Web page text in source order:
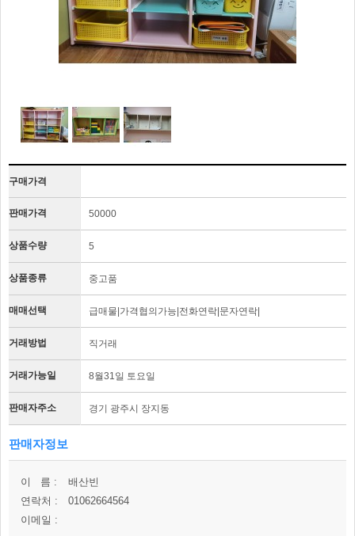
구매가격
판매가격 50000
상품수량 5
상품종류 중고품
매매선택 급매물|가격협의가능|전화연락|문자연락|
거래방법 직거래
거래가능일 8월31일 토요일
판매자주소 경기 광주시 장지동
판매자정보
이 름 :
배산빈
연락처 :
01062664564
이메일 :